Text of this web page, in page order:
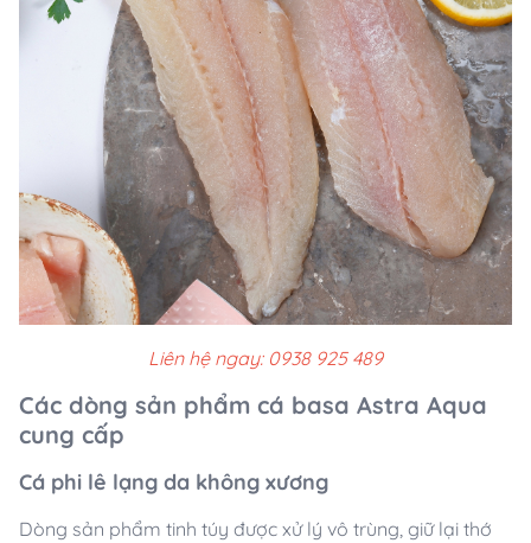
Liên hệ ngay: 0938 925 489
Các dòng sản phẩm cá basa Astra Aqua
cung cấp
Cá phi lê lạng da không xương
Dòng sản phẩm tinh túy được xử lý vô trùng, giữ lại thớ